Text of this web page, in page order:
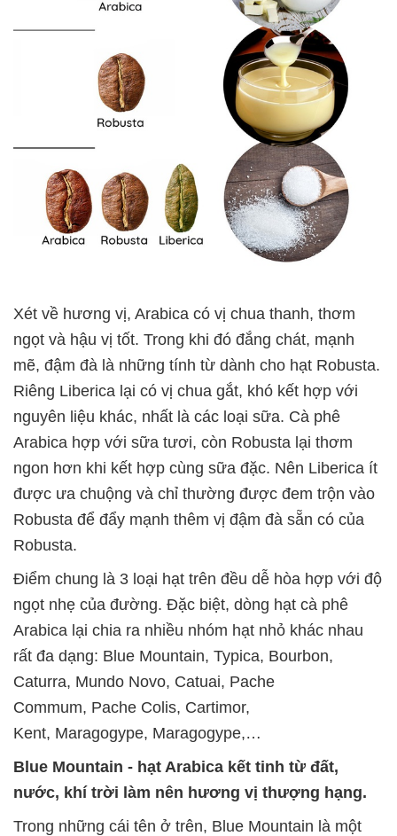
Xét về hương vị, Arabica có vị chua thanh, thơm
ngọt và hậu vị tốt. Trong khi đó đắng chát, mạnh
mẽ, đậm đà là những tính từ dành cho hạt Robusta.
Riêng Liberica lại có vị chua gắt, khó kết hợp với
nguyên liệu khác, nhất là các loại sữa. Cà phê
Arabica hợp với sữa tươi, còn Robusta lại thơm
ngon hơn khi kết hợp cùng sữa đặc. Nên Liberica ít
được ưa chuộng và chỉ thường được đem trộn vào
Robusta để đẩy mạnh thêm vị đậm đà sẵn có của
Robusta.
Điểm chung là 3 loại hạt trên đều dễ hòa hợp với độ
ngọt nhẹ của đường. Đặc biệt, dòng hạt cà phê
Arabica lại chia ra nhiều nhóm hạt nhỏ khác nhau
rất đa dạng: Blue Mountain, Typica, Bourbon,
Caturra, Mundo Novo, Catuai, Pache
Commum, Pache Colis, Cartimor,
Kent, Maragogype, Maragogype,…
Blue Mountain - hạt Arabica kết tinh từ đất,
nước, khí trời làm nên hương vị thượng hạng.
Trong những cái tên ở trên, Blue Mountain là một